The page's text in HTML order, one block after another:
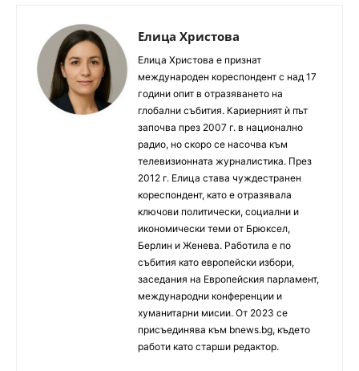
Елица Христова
Елица Христова е признат
международен кореспондент с над 17
години опит в отразяването на
глобални събития. Кариерният ѝ път
започва през 2007 г. в национално
радио, но скоро се насочва към
телевизионната журналистика. През
2012 г. Елица става чуждестранен
кореспондент, като е отразявала
ключови политически, социални и
икономически теми от Брюксел,
Берлин и Женева. Работила е по
събития като европейски избори,
заседания на Европейския парламент,
международни конференции и
хуманитарни мисии. От 2023 се
присъединява към bnews.bg, където
работи като старши редактор.